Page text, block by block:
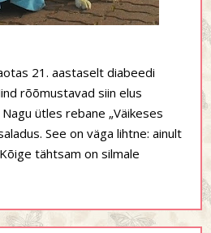
21. aastaselt diabeedi
rõõmustavad siin elus
ütles rebane „Väikeses
See on väga lihtne: ainult
tähtsam on silmale